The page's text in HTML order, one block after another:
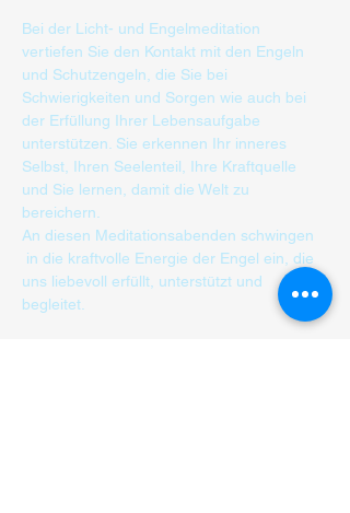
Bei der Licht- und Engelmeditation
vertiefen Sie den Kontakt mit den Engeln
und Schutzengeln, die Sie bei
Schwierigkeiten und Sorgen wie auch bei
der Erfüllung Ihrer Lebensaufgabe
unterstützen. Sie erkennen Ihr inneres
Selbst, Ihren Seelenteil, Ihre Kraftquelle
und Sie lernen, damit die Welt zu
bereichern.
An diesen Meditationsabenden schwingen
in die kraftvolle Energie der Engel ein, die
uns liebevoll erfüllt, unterstützt und
begleitet.